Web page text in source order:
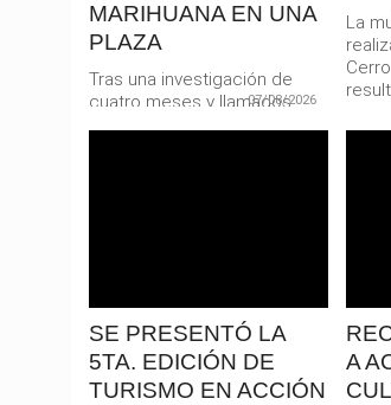
MARIHUANA EN UNA
PLAZA
Tras una investigación de
cuatro meses y llamados
07/08/2026
La
SE PRESENTÓ LA
5TA. EDICIÓN DE
TURISMO EN ACCIÓN
A